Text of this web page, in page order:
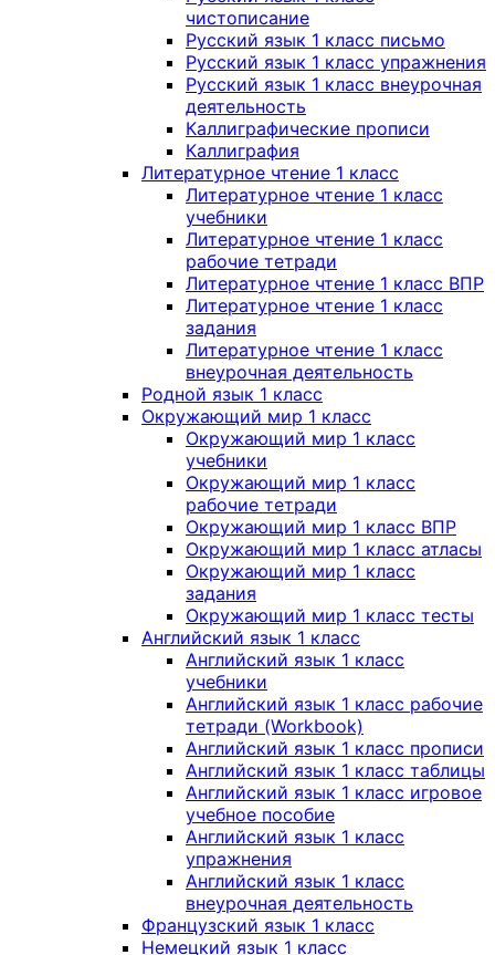
чистописание
Русский язык 1 класс письмо
Русский язык 1 класс упражнения
Русский язык 1 класс внеурочная
деятельность
Каллиграфические прописи
Каллиграфия
Литературное чтение 1 класс
Литературное чтение 1 класс
учебники
Литературное чтение 1 класс
рабочие тетради
Литературное чтение 1 класс ВПР
Литературное чтение 1 класс
задания
Литературное чтение 1 класс
внеурочная деятельность
Родной язык 1 класс
Окружающий мир 1 класс
Окружающий мир 1 класс
учебники
Окружающий мир 1 класс
рабочие тетради
Окружающий мир 1 класс ВПР
Окружающий мир 1 класс атласы
Окружающий мир 1 класс
задания
Окружающий мир 1 класс тесты
Английский язык 1 класс
Английский язык 1 класс
учебники
Английский язык 1 класс рабочие
тетради (Workbook)
Английский язык 1 класс прописи
Английский язык 1 класс таблицы
Английский язык 1 класс игровое
учебное пособие
Английский язык 1 класс
упражнения
Английский язык 1 класс
внеурочная деятельность
Французский язык 1 класс
Немецкий язык 1 класс